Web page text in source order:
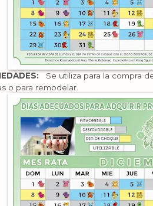
Se utiliza para la compra
o para remodelar.